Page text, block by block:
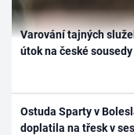
Varování tajných
útok na české sousedy
Ostuda Sparty v
doplatila na třesk v